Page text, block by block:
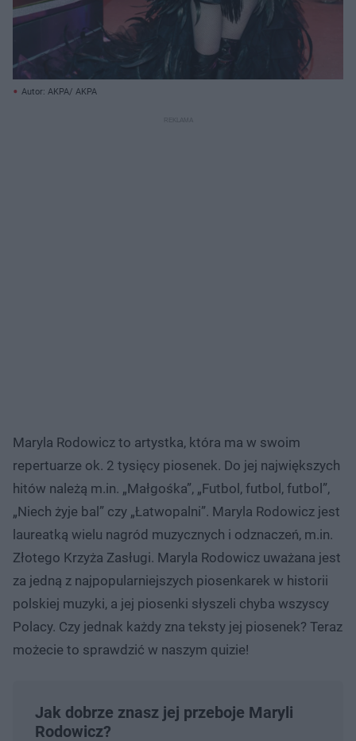
Autor: AKPA/ AKPA
Maryla Rodowicz to artystka, która ma w swoim
repertuarze ok. 2 tysięcy piosenek. Do jej największych
hitów należą m.in. „Małgośka”, „Futbol, futbol, futbol”,
„Niech żyje bal” czy „Łatwopalni”. Maryla Rodowicz jest
laureatką wielu nagród muzycznych i odznaczeń, m.in.
Złotego Krzyża Zasługi. Maryla Rodowicz uważana jest
za jedną z najpopularniejszych piosenkarek w historii
polskiej muzyki, a jej piosenki słyszeli chyba wszyscy
Polacy. Czy jednak każdy zna teksty jej piosenek? Teraz
możecie to sprawdzić w naszym quizie!
Jak dobrze znasz jej przeboje Maryli
Rodowicz?